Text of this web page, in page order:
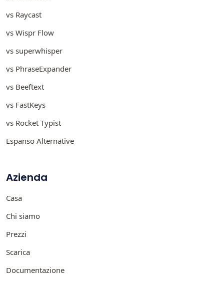
vs Raycast
vs Wispr Flow
vs superwhisper
vs PhraseExpander
vs Beeftext
vs FastKeys
vs Rocket Typist
Espanso Alternative
Azienda
Casa
Chi siamo
Prezzi
Scarica
Documentazione